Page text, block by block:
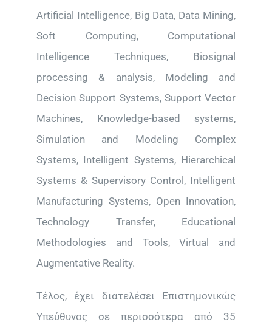
Artificial Intelligence, Big Data, Data Mining,
Soft Computing, Computational
Intelligence Techniques, Biosignal
processing & analysis, Modeling and
Decision Support Systems, Support Vector
Machines, Knowledge-based systems,
Simulation and Modeling Complex
Systems, Intelligent Systems, Hierarchical
Systems & Supervisory Control, Intelligent
Manufacturing Systems, Open Innovation,
Technology Transfer, Educational
Methodologies and Tools, Virtual and
Augmentative Reality.
Τέλος, έχει διατελέσει Επιστημονικώς
Υπεύθυνος σε περισσότερα από 35